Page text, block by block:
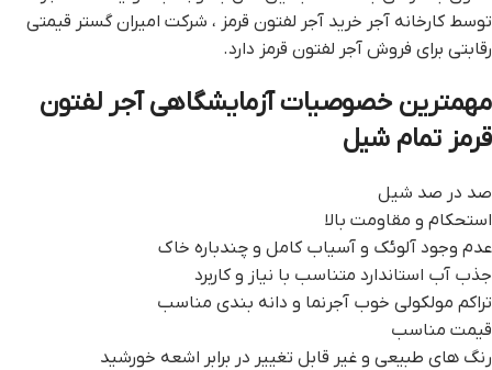
توسط کارخانه آجر خرید آجر لفتون قرمز ، شرکت امیران گستر قیمتی
رقابتی برای فروش آجر لفتون قرمز دارد.
مهمترين خصوصيات آزمايشگاهي آجر لفتون
قرمز تمام شیل
صد در صد شیل
استحکام و مقاومت بالا
عدم وجود آلوئک و آسیاب کامل و چندباره خاک
جذب آب استاندارد متناسب با نیاز و کاربرد
تراكم مولكولي خوب آجرنما و دانه بندي مناسب
قیمت مناسب
رنگ های طبیعی و غیر قابل تغییر در برابر اشعه خورشید